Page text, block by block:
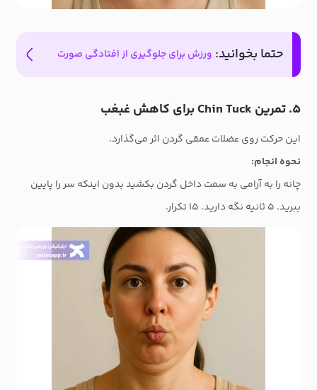
حتما بخوانید: ورزش برای جلوگیری از افتادگی صورت
۵. تمرین Chin Tuck برای کاهش غبغب
این حرکت روی عضلات عمقی گردن اثر می‌گذارد.
نحوه انجام:
چانه را به آرامی به سمت داخل گردن بکشید بدون اینکه سر را پایین
ببرید. ۵ ثانیه نگه دارید. ۱۵ تکرار.